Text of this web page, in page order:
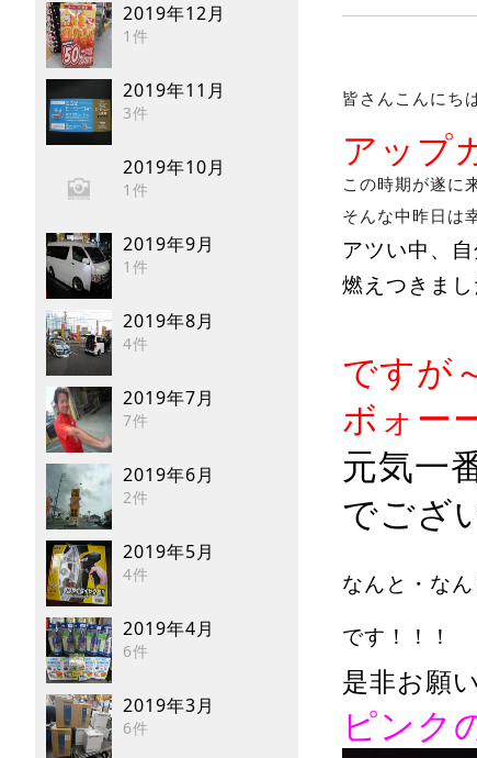
2019年12月
1件
2019年11月
3件
2019年10月
1件
2019年9月
1件
2019年8月
4件
2019年7月
7件
2019年6月
2件
2019年5月
4件
2019年4月
6件
2019年3月
6件
皆さんこんにち
アップ
この時期が遂に
そんな中昨日は
アツい中、
燃えつきま
ですが
ボォー
元気一
でござ
なんと・な
です！！！
是非お願
ピンク